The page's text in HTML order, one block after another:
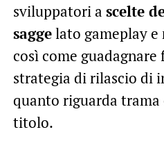
sviluppatori a scelte
saggelato gameplay
così come
strategia di rilascio di
quanto riguarda trama
titolo.